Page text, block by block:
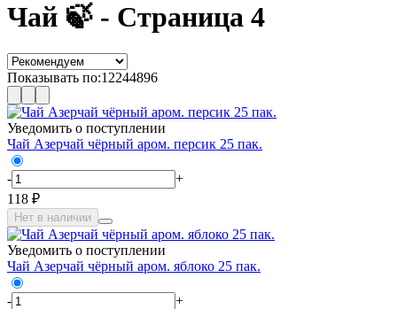
Чай 🍃 - Страница 4
Показывать по:12244896
Уведомить о поступлении
Чай Азерчай чёрный аром. персик 25 пак.
-
+
118 ₽
Нет в наличии
Уведомить о поступлении
Чай Азерчай чёрный аром. яблоко 25 пак.
-
+